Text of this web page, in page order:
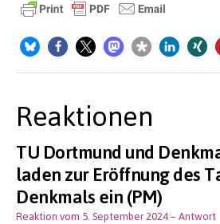
Reaktionen
TU Dortmund und
laden zur Eröffnung des
Denkmals ein (PM)
Reaktion vom 5. September 2024– Antwort